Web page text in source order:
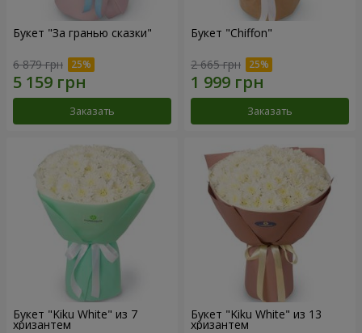
Букет "За гранью сказки"
6 879 грн
Заказать
Букет "Chiffon"
2 665 грн
Заказать
Букет "Kiku White" из 7
хризантем
Букет "Kiku White" из 13
хризантем